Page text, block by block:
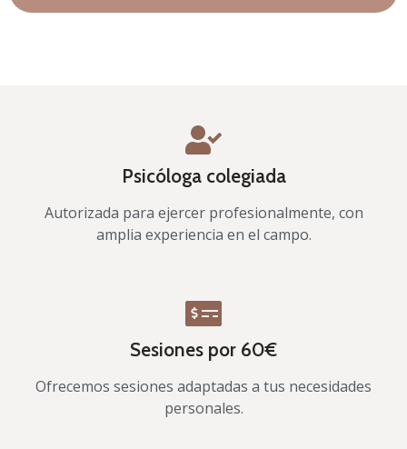
Psicóloga colegiada
Autorizada para ejercer profesionalmente, con
amplia experiencia en el campo.
Sesiones por 60€
Ofrecemos sesiones adaptadas a tus necesidades
personales.